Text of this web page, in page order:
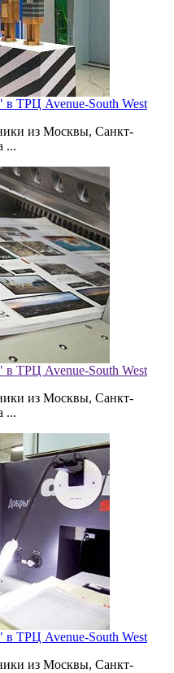
в ТРЦ Avenue-South West
из Москвы, Санкт-
...
в ТРЦ Avenue-South West
из Москвы, Санкт-
...
в ТРЦ Avenue-South West
из Москвы, Санкт-